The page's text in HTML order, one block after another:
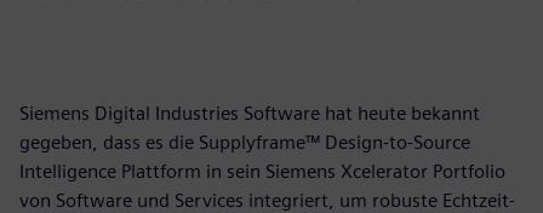
Siemens Digital Industries Software hat heute bekannt
gegeben, dass es die Supplyframe™ Design-to-Source
Intelligence Plattform in sein Siemens Xcelerator Portfolio
von Software und Services integriert, um robuste Echtzeit-